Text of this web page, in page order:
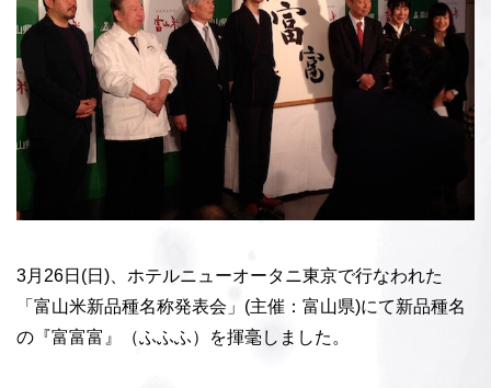
3月26日(日)、ホテルニューオータニ東京で行なわれた
「富山米新品種名称発表会」(主催：富山県)にて新品種名
の『富富富』（ふふふ）を揮毫しました。